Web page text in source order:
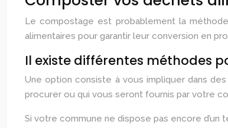
Le compostage est probablement la
alimentaires pour garantir leur conversion en
Il existe différentes méthodes
Une option consiste à vous impliquer dans
procurer ou qui vous seront fournis par votre
Si votre commune ne dispose pas encore